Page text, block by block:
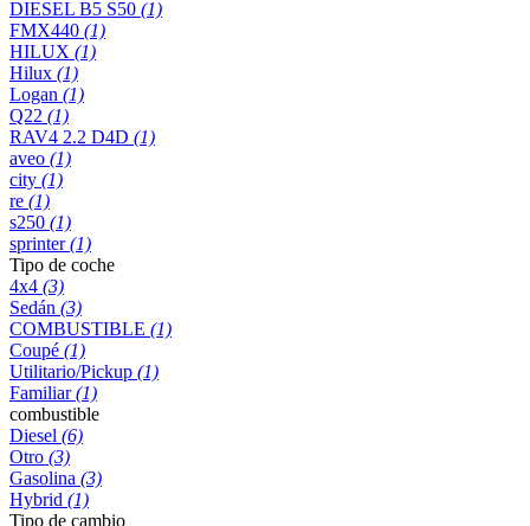
DIESEL B5 S50 (1)
FMX440 (1)
HILUX (1)
Hilux (1)
Logan (1)
Q22 (1)
RAV4 2.2 D4D (1)
aveo (1)
city (1)
re (1)
s250 (1)
sprinter(1)
Tipo de coche
4x4 (3)
Sedán (3)
COMBUSTIBLE (1)
Coupé (1)
Utilitario/Pickup (1)
Familiar(1)
combustible
Diesel (6)
Otro (3)
Gasolina (3)
Hybrid (1)
Tipo de cambio